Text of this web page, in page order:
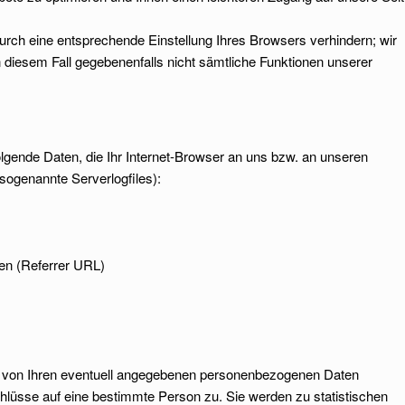
eine entsprechende Einstellung Ihres Browsers verhindern; wir
Fall gegebenenfalls nicht sämtliche Funktionen unserer
Daten, die Ihr Internet-Browser an uns bzw. an unseren
Serverlogfiles):
(Referrer URL)
Ihren eventuell angegebenen personenbezogenen Daten
auf eine bestimmte Person zu. Sie werden zu statistischen